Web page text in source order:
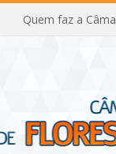
Quem faz a